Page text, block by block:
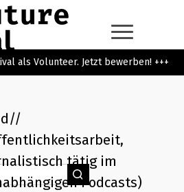
Seite springen
Suchen
als Volunteer. Jetzt bewerben! +++
tätig im
Podcasts)